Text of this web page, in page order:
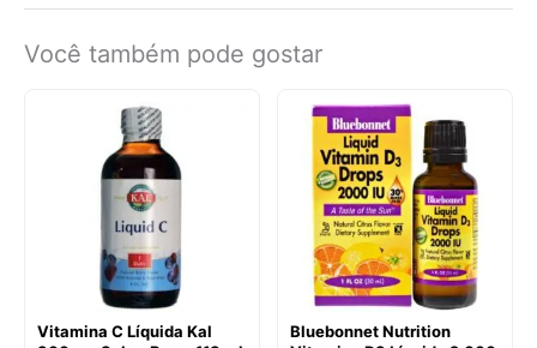
Você também pode gostar
Vitamina C Líquida Kal
Bluebonnet Nutrition